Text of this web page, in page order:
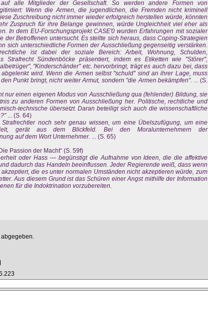
alle Mitglieder der Gesellschaft. So werden andere Formen von
Wenn die Armen, die jugendlichen, die Fremden nicht kriminell
Zuschreibung nicht immer wieder erfolgreich herstellen würde, könnten
Zuspruch für ihre Belange gewinnen, würde Ungleichheit viel eher als
In dem EU-Forschungsprojekt CASE'0 wurden Erfahrungen mit sozialer
der Betroffenen untersucht. Es stellte sich heraus, dass Coping-Strategien
sich unterschiedliche Formen der Ausschließung gegenseitig verstärken.
ist dabei der soziale Bereich: Arbeit, Wohnung, Schulden,
Strafrecht Sündenböcke präsentiert, indem es Etiketten wie "Störer",
"Kinderschänder" etc. hervorbringt, trägt es auch dazu bei, dass
wird. Wenn die Armen selbst "schuld" sind an ihrer Lage, muss
Punkt bringt, nicht weiter Armut, sondern "die Armen bekämpfen". ... (S.
nur einen eigenen Modus von Ausschließung qua (fehlender) Bildung, sie
zu anderen Formen von Ausschließung her. Politische, rechtliche und
technische übersetzt. Daran beteiligt sich auch die wissenschaftliche
... (S. 64)
noch sehr genau wissen, um eine Übelszufügung, um eine
gerät aus dem Blickfeld. Bei den Moralunternehmern der
auf dem Wort Unternehmer. ... (S. 65)
Passion der Macht“ (S. 59f)
oder Hass — begünstigt die Aufnahme von Ideen, die die affektive
dadurch das Handeln beeinflussen. Jeder Regierende weiß, dass wenn
die es unter normalen Umständen nicht akzeptieren würde, zum
Aus diesem Grund ist das Schüren einer Angst mithilfe der Information
für die Indoktrination vorzubereiten.
abgegeben.